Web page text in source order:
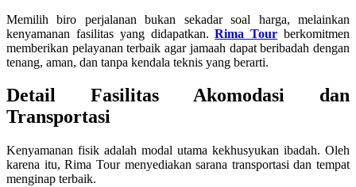
Memilih biro perjalanan bukan sekadar soal harga, melainkan
kenyamanan fasilitas yang didapatkan.Rima Tour berkomitmen
memberikan pelayanan terbaik agar jamaah dapat beribadah dengan
tenang, aman, dan tanpa kendala teknis yang berarti.
Detail Fasilitas Akomodasi dan
Transportasi
Kenyamanan fisik adalah modal utama kekhusyukan ibadah. Oleh
karena itu, Rima Tour menyediakan sarana transportasi dan tempat
menginap terbaik.